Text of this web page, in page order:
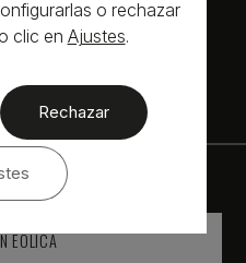
en EL ESPAÑOL tras
2024
EÓLICA
o rechazar
clic en Ajustes.
Rechazar